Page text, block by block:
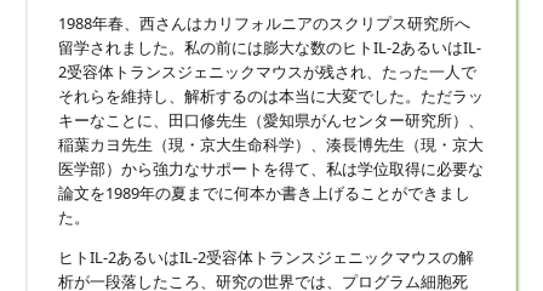
1988年春、西さんはカリフォルニアのスクリプス研究所へ
留学されました。私の前には膨大な数のヒトIL-2あるいはIL-
2受容体トランスジェニックマウスが残され、たった一人で
それらを維持し、解析するのは本当に大変でした。ただラッ
キーなことに、田口修先生（愛知県がんセンター研究所）、
稲葉カヨ先生（現・京大生命科学）、湊長博先生（現・京大
医学部）から強力なサポートを得て、私は学位取得に必要な
論文を1989年の夏までに何本か書き上げることができまし
た。
ヒトIL-2あるいはIL-2受容体トランスジェニックマウスの解
析が一段落したころ、研究の世界では、プログラム細胞死